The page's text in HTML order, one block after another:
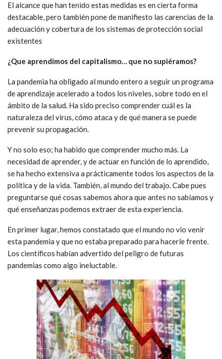
El alcance que han tenido estas medidas es en cierta forma
destacable, pero también pone de manifiesto las carencias de la
adecuación y cobertura de los sistemas de protección social
existentes
¿Que aprendimos del capitalismo… que no supiéramos?
La pandemia ha obligado al mundo entero a seguir un programa
de aprendizaje acelerado a todos los niveles, sobre todo en el
ámbito de la salud. Ha sido preciso comprender cuál es la
naturaleza del virus, cómo ataca y de qué manera se puede
prevenir su propagación.
Y no solo eso; ha habido que comprender mucho más. La
necesidad de aprender, y de actuar en función de lo aprendido,
se ha hecho extensiva a prácticamente todos los aspectos de la
política y de la vida. También, al mundo del trabajo. Cabe pues
preguntarse qué cosas sabemos ahora que antes no sabíamos y
qué enseñanzas podemos extraer de esta experiencia.
En primer lugar, hemos constatado que el mundo no vio venir
esta pandemia y que no estaba preparado para hacerle frente.
Los científicos habían advertido del peligro de futuras
pandemias como algo ineluctable.